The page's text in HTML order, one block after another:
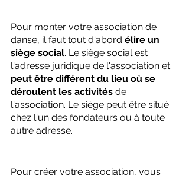
Pour monter votre association de
danse, il faut tout d'abord élire un
siège social. Le siège social est
l'adresse juridique de l'association et
peut être différent du lieu où se
déroulent les activités de
l'association. Le siège peut être situé
chez l'un des fondateurs ou à toute
autre adresse.
Pour créer votre association, vous